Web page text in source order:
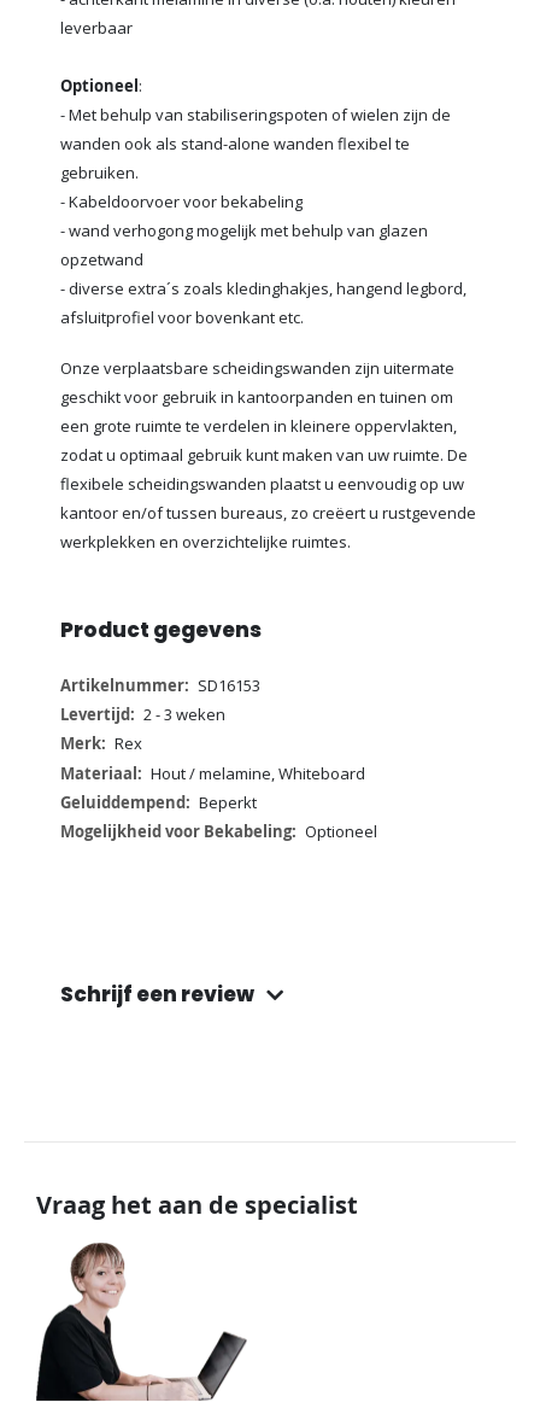
leverbaar
Optioneel:
- Met behulp van stabiliseringspoten of wielen zijn de
wanden ook als stand-alone wanden flexibel te
gebruiken.
- Kabeldoorvoer voor bekabeling
- wand verhogong mogelijk met behulp van glazen
opzetwand
- diverse extra´s zoals kledinghakjes, hangend legbord,
afsluitprofiel voor bovenkant etc.
Onze verplaatsbare scheidingswanden zijn uitermate
geschikt voor gebruik in kantoorpanden en tuinen om
een grote ruimte te verdelen in kleinere oppervlakten,
zodat u optimaal gebruik kunt maken van uw ruimte. De
flexibele scheidingswanden plaatst u eenvoudig op uw
kantoor en/of tussen bureaus, zo creëert u rustgevende
werkplekken en overzichtelijke ruimtes.
Product gegevens
Meer
informatie
SD16153
2 - 3 weken
Rex
Hout / melamine, Whiteboard
Beperkt
Optioneel
Schrijf een review
Vraag het aan de specialist